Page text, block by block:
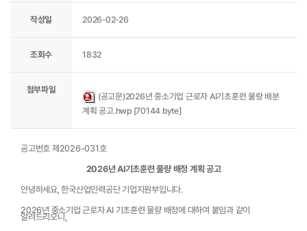
작성일 2026-02-26
조회수 1832
첨부파일
(공고문)2026년 중소기업 근로자 AI기초훈련 물량 배분
계획 공고.hwp [70144 byte]
공고번호 제2026-031호
2026년 AI기초훈련 물량 배정 계획 공고
안녕하세요, 한국산업인력공단 기업지원부입니다.
2026년 중소기업 근로자 AI 기초훈련 물량 배정에 대하여 붙임과 같이
알려드리오니,